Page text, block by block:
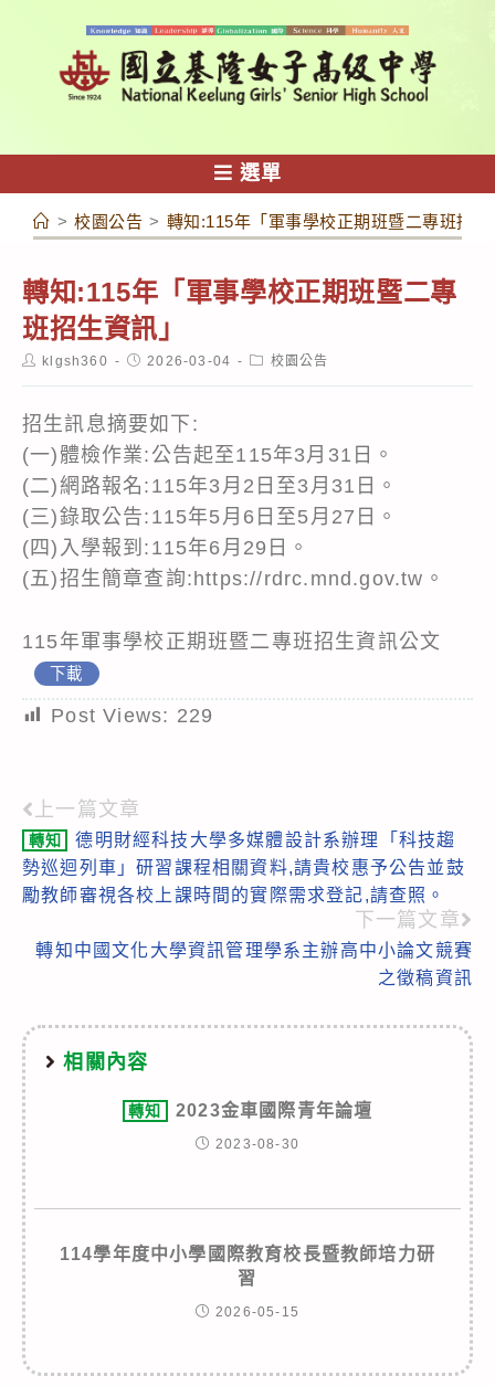
容
選單
> 校園公告 > 轉知:115年「軍事學校正期班暨二專班招生
轉知:115年「軍事學校正期班暨二專
班招生資訊」
Postklgsh360
Post2026-03-04
Post校園公告
招生訊息摘要如下:
(一)體檢作業:公告起至115年3月31日。
(二)網路報名:115年3月2日至3月31日。
(三)錄取公告:115年5月6日至5月27日。
(四)入學報到:115年6月29日。
(五)招生簡章查詢:https://rdrc.mnd.gov.tw。
115年軍事學校正期班暨二專班招生資訊公文
下載
Post Views: 229
Read
more
articles
上一篇文章
轉知
德明財經科技大學多媒體設計系辦理「科技趨
勢巡迴列車」研習課程相關資料,請貴校惠予公告並鼓
勵教師審視各校上課時間的實際需求登記,請查照。
下一篇文章
轉知中國文化大學資訊管理學系主辦高中小論文競賽
之徵稿資訊
相關內容
轉知 2023金車國際青年論壇
2023-08-30
114學年度中小學國際教育校長暨教師培力研
習
2026-05-15